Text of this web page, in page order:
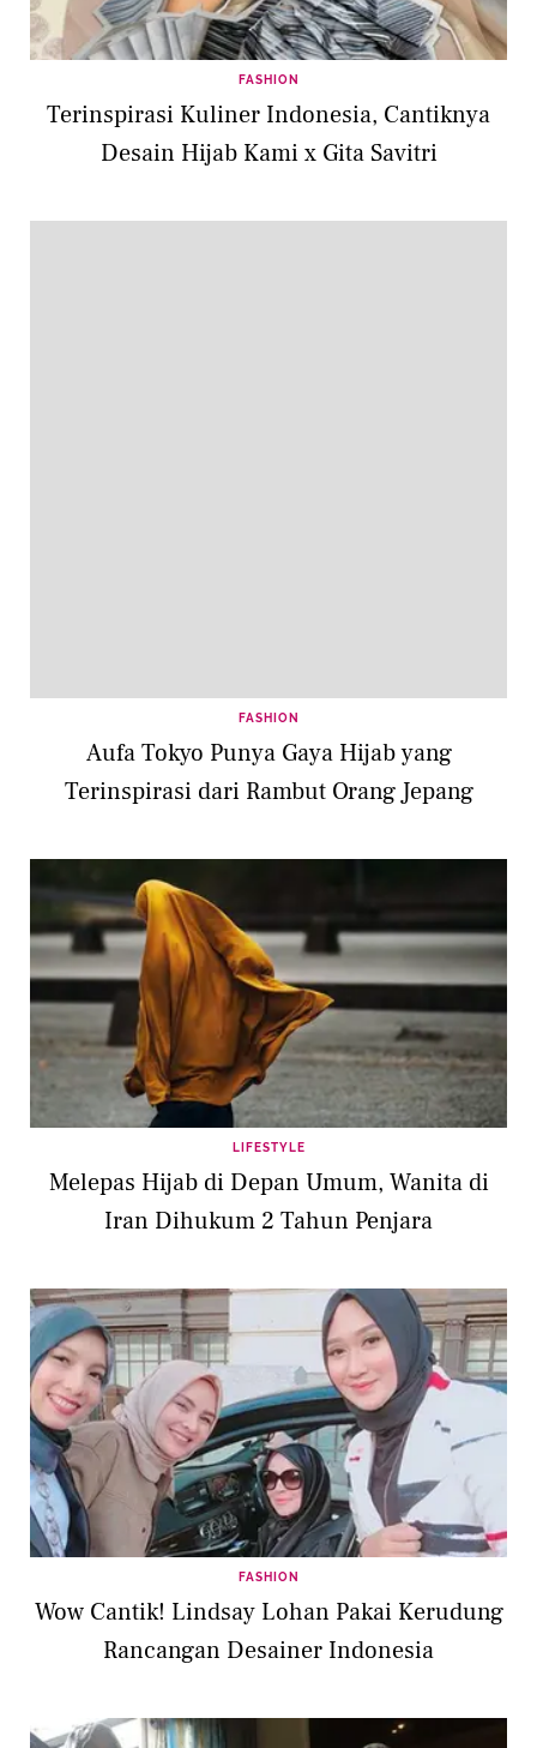
FASHION
Terinspirasi Kuliner Indonesia, Cantiknya
Desain Hijab Kami x Gita Savitri
FASHION
Aufa Tokyo Punya Gaya Hijab yang
Terinspirasi dari Rambut Orang Jepang
LIFESTYLE
Melepas Hijab di Depan Umum, Wanita di
Iran Dihukum 2 Tahun Penjara
FASHION
Wow Cantik! Lindsay Lohan Pakai Kerudung
Rancangan Desainer Indonesia